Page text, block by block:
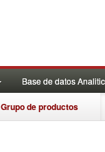
Base de datos
Grupo de productos